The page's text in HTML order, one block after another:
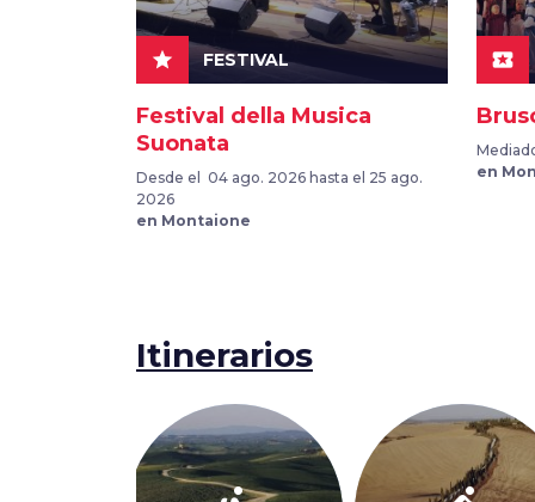
star FESTIVAL
Festival della Musica
Suonata
Desde el 04 ago. 2026 hasta el 25 ago.
2026
en Montaione
local_play
en
Itinerarios